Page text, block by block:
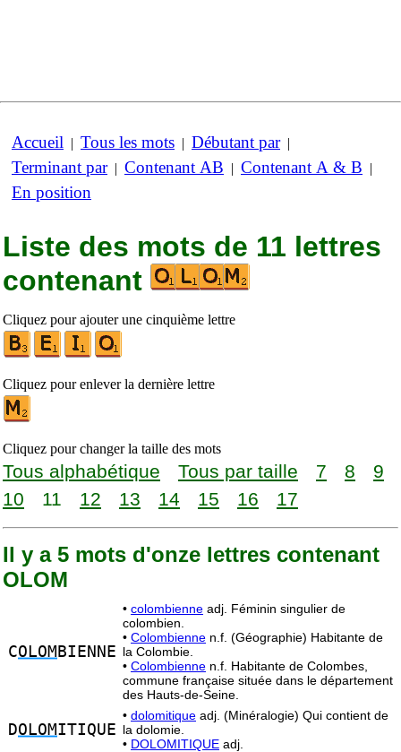
Accueil | Tous les mots | Débutant par|
Terminant par| Contenant AB | Contenant A & B |
En position
Liste des mots de 11 lettres
contenant
Cliquez pour ajouter une cinquième lettre
Cliquez pour enlever la dernière lettre
Cliquez pour changer la taille des mots
Tous alphabétique Tous par taille 7 8
9
10
11 12 13 14 15 16 17
Il y a 5 mots d'onze lettres contenant
OLOM
COLOM BIENNE
• colombienne adj. Féminin singulier de
colombien.
• Colombienne n.f. (Géographie) Habitante de
la Colombie.
• Colombienne n.f. Habitante de Colombes,
commune française située dans le département
des Hauts-de-Seine.
DOLOMITIQUE
• dolomitique adj. (Minéralogie) Qui contient de
la dolomie.
• DOLOMITIQUE adj.